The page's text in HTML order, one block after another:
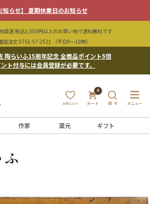
知らせ】 夏期休業日のお知らせ
直送 税込5,500円以上のお買い物で送料無料です
話注文 0761-57-2521 （平日9〜18時）
陶らいふ15周年記念 全商品ポイント5倍
ト付与には会員登録が必要です。
0
作家 窯元 ギフト